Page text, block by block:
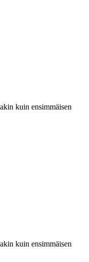
kuin ensimmäisen
kuin ensimmäisen